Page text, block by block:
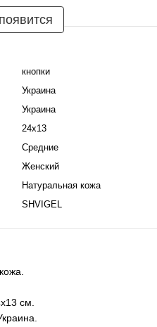
кнопки
Украина
Украина
24х13
Средние
Женский
Натуральная кожа
SHVIGEL
см.